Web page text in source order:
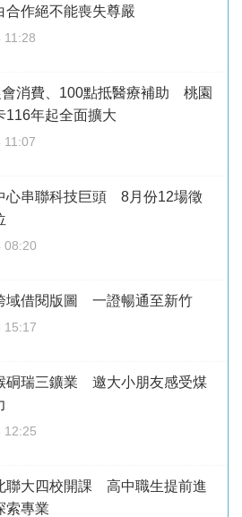
合作絕不能喪失尊嚴
11:28
會消費、100點抵醫療補助 桃園
116年起全面擴大
11:07
心串聯科技巨頭 8月份12場徵
08:20
域借閱版圖 一證暢通至新竹
15:17
硐瑞三鑛業 邀大小朋友感受煤
12:25
聯大四校開課 高中職生提前進
索專業